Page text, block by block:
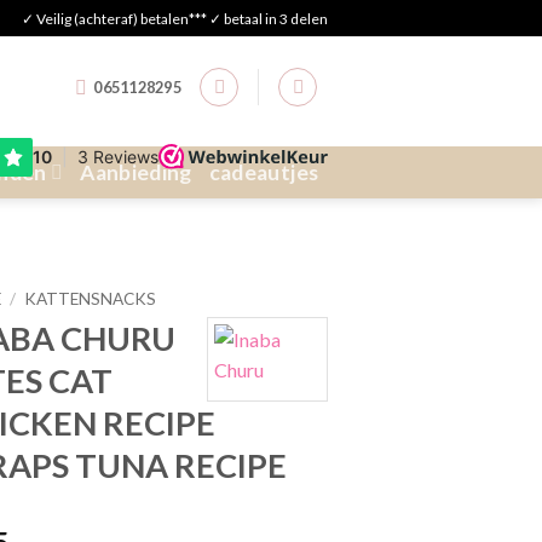
✓ Veilig (achteraf) betalen*** ✓ betaal in 3 delen
0651128295
Aanbieding cadeautjes
/ KATTENSNACKS
CHURU
CAT
RECIPE
TUNA RECIPE